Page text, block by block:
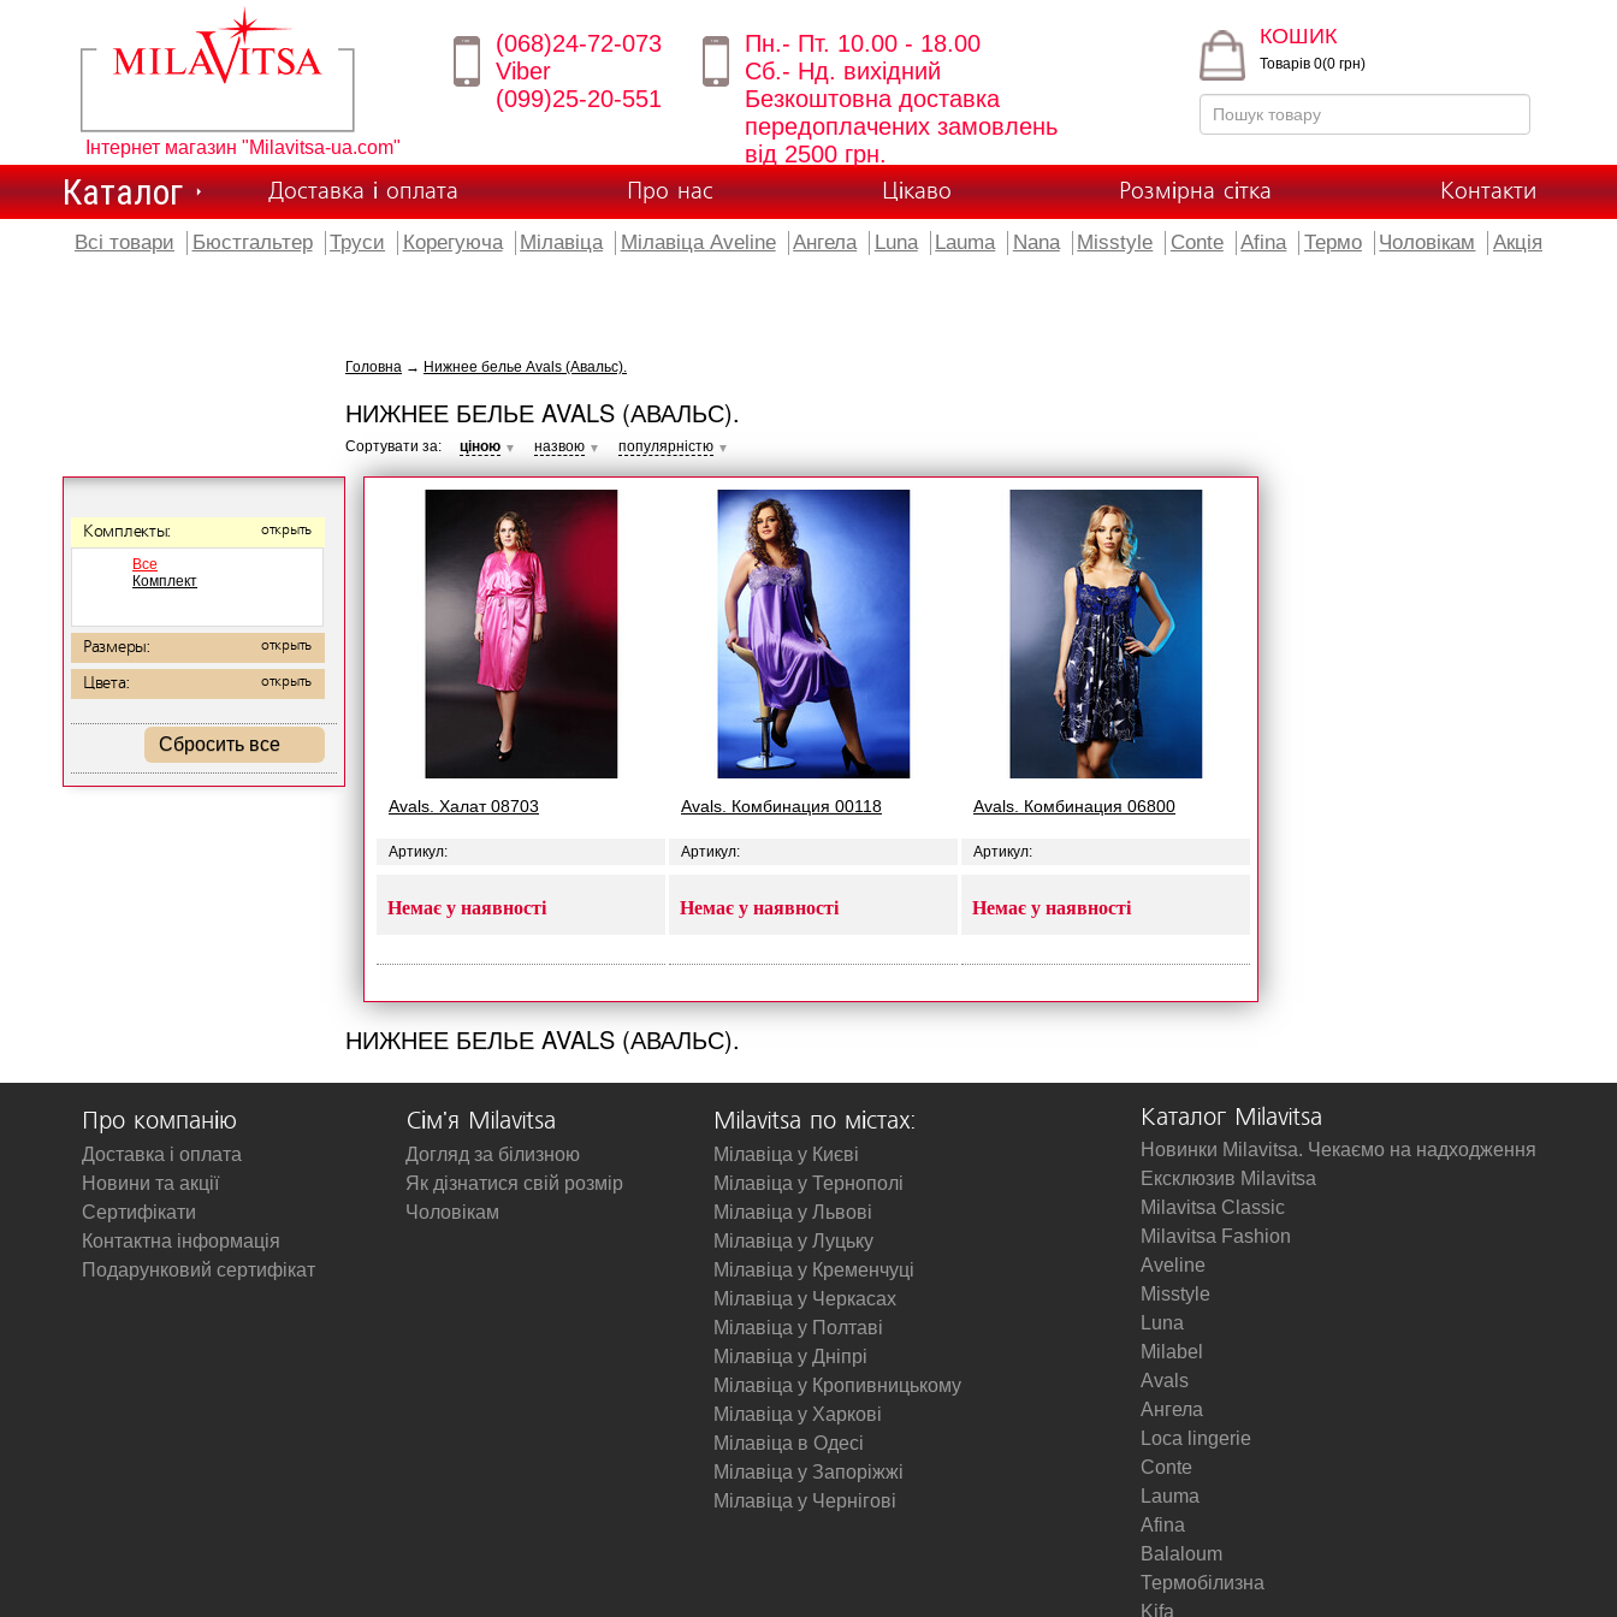
Інтернет магазин "Milavitsa-ua.com"
(068)24-72-073
Viber
(099)25-20-551
Пн.- Пт. 10.00 - 18.00
Сб.- Нд. вихідний
Безкоштовна доставка
передоплачених замовлень
від 2500 грн.
КОШИК
Товарів 0(0 грн)
Каталог Доставка і оплата Про нас Цікаво Розмірна сітка Контакти
Всі товари Бюстгальтер Труси Корегуюча Мілавіца Мілавіца Aveline Ангела Luna Lauma Nana Misstyle Conte Afina Термо Чоловікам Акція
Комплекты: открыть
Все
Комплект
Размеры: открыть
Цвета: открыть
Сбросить все
Головна → Нижнее белье Avals (Авальс).
НИЖНЕЕ БЕЛЬЕ AVALS (АВАЛЬС).
Сортувати за: ціною ▼ назвою ▼ популярністю ▼
Avals. Халат 08703
Артикул:
Немає у наявності
Avals. Комбинация 00118
Артикул:
Немає у наявності
Avals. Комбинация 06800
Артикул:
Немає у наявності
НИЖНЕЕ БЕЛЬЕ AVALS (АВАЛЬС).
Про компанію
Доставка і оплата
Новини та акції
Сертифікати
Контактна інформація
Подарунковий сертифікат
Сім'я Milavitsa
Догляд за білизною
Як дізнатися свій розмір
Чоловікам
Milavitsa по містах:
Мілавіца у Києві
Мілавіца у Тернополі
Мілавіца у Львові
Мілавіца у Луцьку
Мілавіца у Кременчуці
Мілавіца у Черкасах
Мілавіца у Полтаві
Мілавіца у Дніпрі
Мілавіца у Кропивницькому
Мілавіца у Харкові
Мілавіца в Одесі
Мілавіца у Запоріжжі
Мілавіца у Чернігові
Каталог Milavitsa
Новинки Milavitsa. Чекаємо на надходження
Ексклюзив Milavitsa
Milavitsa Classic
Milavitsa Fashion
Aveline
Misstyle
Luna
Milabel
Avals
Ангела
Loca lingerie
Conte
Lauma
Afina
Balaloum
Термобілизна
Kifa